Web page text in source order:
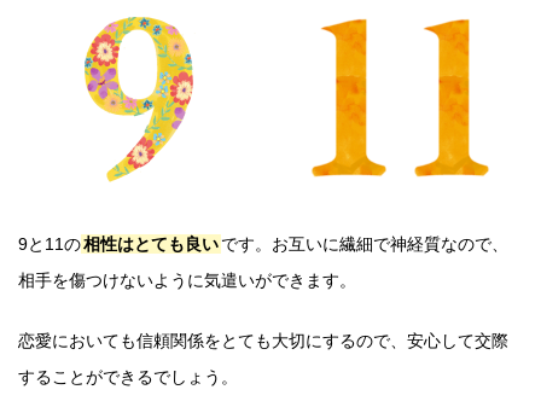
9と11の相性はとても良いです。お互いに繊細で神経質なので、
相手を傷つけないように気遣いができます。
恋愛においても信頼関係をとても大切にするので、安心して交際
することができるでしょう。